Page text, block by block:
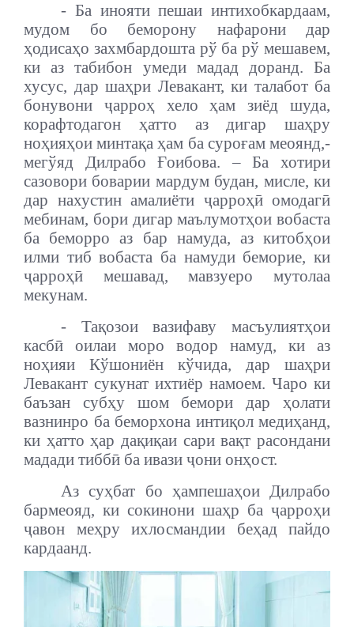
- Ба инояти пешаи интихобкардаам,
мудом бо беморону нафарони дар
ҳодисаҳо захмбардошта рў ба рў мешавем,
ки аз табибон умеди мадад доранд. Ба
хусус, дар шаҳри Левакант, ки талабот ба
бонувони ҷарроҳ хело ҳам зиёд шуда,
корафтодагон ҳатто аз дигар шаҳру
ноҳияҳои минтақа ҳам ба суроғам меоянд,-
мегўяд Дилрабо Ғоибова. – Ба хотири
сазовори боварии мардум будан, мисле, ки
дар нахустин амалиёти ҷарроҳӣ омодагӣ
мебинам, бори дигар маълумотҳои вобаста
ба беморро аз бар намуда, аз китобҳои
илми тиб вобаста ба намуди беморие, ки
ҷарроҳӣ мешавад, мавзуеро мутолаа
мекунам.
- Тақозои вазифаву масъулиятҳои
касбӣ оилаи моро водор намуд, ки аз
ноҳияи Кўшониён кўчида, дар шаҳри
Левакант сукунат ихтиёр намоем. Чаро ки
баъзан субҳу шом бемори дар ҳолати
вазнинро ба беморхона интиқол медиҳанд,
ки ҳатто ҳар дақиқаи сари вақт расондани
мадади тиббӣ ба ивази ҷони онҳост.
Аз суҳбат бо ҳампешаҳои Дилрабо
бармеояд, ки сокинони шаҳр ба ҷарроҳи
ҷавон меҳру ихлосмандии беҳад пайдо
кардаанд.